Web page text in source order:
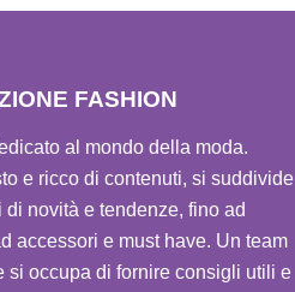
FASHION
al mondo della moda.
e ricco di contenuti, si suddivide
di novità e tendenze, fino ad
accessori e must have. Un team
si occupa di fornire consigli utili e